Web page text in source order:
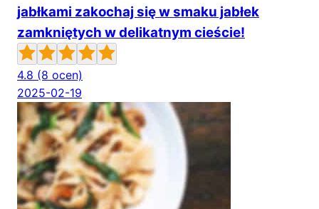
jabłkami zakochaj się w smaku jabłek
zamkniętych w delikatnym cieście!
4.8 (8 ocen)
2025-02-19